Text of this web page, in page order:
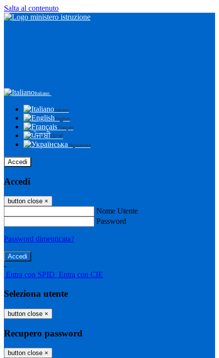
Salta al contenuto
Italiano
Italiano
English
Français
ਪੰਜਾਬੀ
Українська
Accedi
Accedi
button close ×
Nome Utente
Password
Password dimenticata?
-
Entra con SPID Entra con CIE
Seleziona utente
button close ×
Recupero password
button close ×